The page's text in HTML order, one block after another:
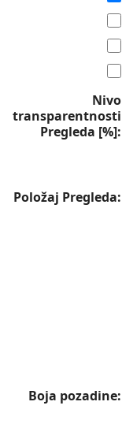
Nivo
transparentnosti
Pregleda [%]
Položaj Pregleda
Boja pozadine